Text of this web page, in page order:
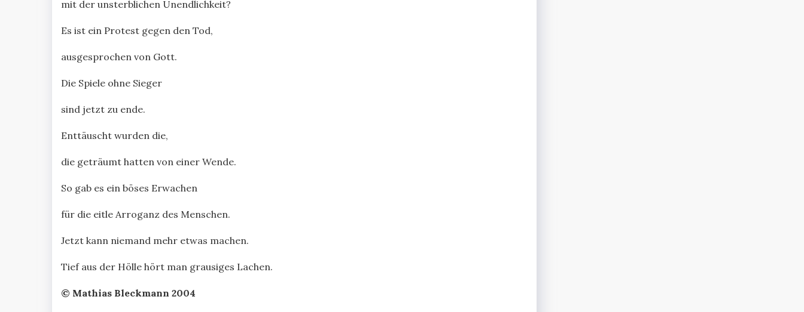
mit der unsterblichen Unendlichkeit?
Es ist ein Protest gegen den Tod,
ausgesprochen von Gott.
Die Spiele ohne Sieger
sind jetzt zu ende.
Enttäuscht wurden die,
die geträumt hatten von einer Wende.
So gab es ein böses Erwachen
für die eitle Arroganz des Menschen.
Jetzt kann niemand mehr etwas machen.
Tief aus der Hölle hört man grausiges Lachen.
© Mathias Bleckmann 2004